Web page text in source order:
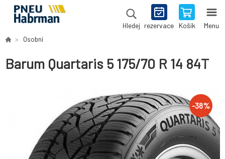
Hledej rezervace Košík Menu
Osobní
Barum Quartaris 5 175/70 R 14 84T
-38%